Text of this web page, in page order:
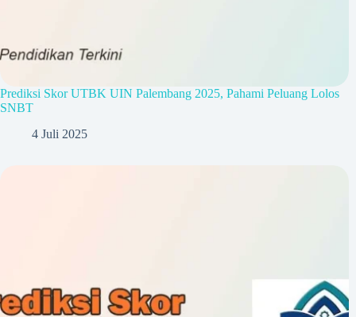
Prediksi Skor UTBK UIN Palembang 2025, Pahami Peluang Lolos
SNBT
4 Juli 2025